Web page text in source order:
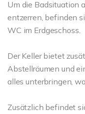
Um die Badsituation
entzerren, befinden
WC im Erdgeschoss.
Der Keller bietet
Abstellräumen und
alles unterbringen,
Zusätzlich befindet